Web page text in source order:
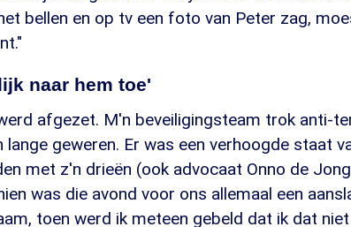
bellen en op tv een foto van Peter zag,
naar hem toe'
afgezet. M'n beveiligingsteam trok anti-
lange geweren. Er was een verhoogde staat
met z'n drieën (ook advocaat Onno de
was die avond voor ons allemaal een
toen werd ik meteen gebeld dat ik dat